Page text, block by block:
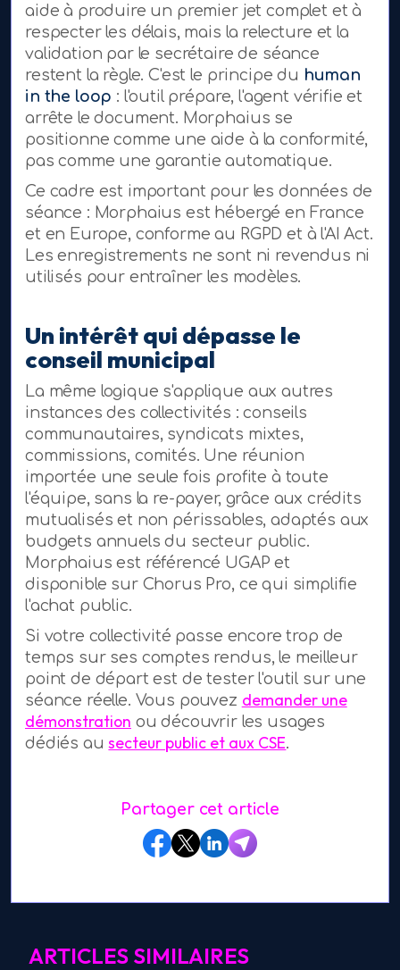
aide à produire un premier jet complet et à
respecter les délais, mais la relecture et la
validation par le secrétaire de séance
restent la règle. C'est le principe du human
in the loop : l'outil prépare, l'agent vérifie et
arrête le document. Morphaius se
positionne comme une aide à la conformité,
pas comme une garantie automatique.
Ce cadre est important pour les données de
séance : Morphaius est hébergé en France
et en Europe, conforme au RGPD et à l'AI Act.
Les enregistrements ne sont ni revendus ni
utilisés pour entraîner les modèles.
Un intérêt qui dépasse le
conseil municipal
La même logique s'applique aux autres
instances des collectivités : conseils
communautaires, syndicats mixtes,
commissions, comités. Une réunion
importée une seule fois profite à toute
l'équipe, sans la re-payer, grâce aux crédits
mutualisés et non périssables, adaptés aux
budgets annuels du secteur public.
Morphaius est référencé UGAP et
disponible sur Chorus Pro, ce qui simplifie
l'achat public.
Si votre collectivité passe encore trop de
temps sur ses comptes rendus, le meilleur
point de départ est de tester l'outil sur une
séance réelle. Vous pouvez demander une
démonstration ou découvrir les usages
dédiés ausecteur public et aux CSE.
Partager cet article
ARTICLES SIMILAIRES